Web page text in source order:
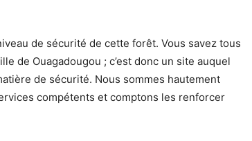
de sécurité de cette forêt. Vous savez tous
de Ouagadougou ; c’est donc un site auquel
de sécurité. Nous sommes hautement
compétents et comptons les renforcer